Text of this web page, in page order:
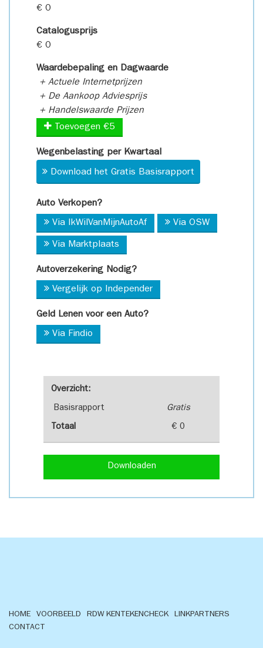
Overzicht:
Basisrapport Gratis
Totaal € 0
Downloaden
€ 0
Catalogusprijs
€ 0
Waardebepaling en Dagwaarde
+ Actuele Internetprijzen
+ De Aankoop Adviesprijs
+ Handelswaarde Prijzen
Toevoegen €5
Wegenbelasting per Kwartaal
Download het Gratis Basisrapport
Auto Verkopen?
Via IkWilVanMijnAutoAf Via OSW
Via Marktplaats
Autoverzekering Nodig?
Vergelijk op Independer
Geld Lenen voor een Auto?
Via Findio
HOME VOORBEELD RDW KENTEKENCHECK
LINKPARTNERS
CONTACT